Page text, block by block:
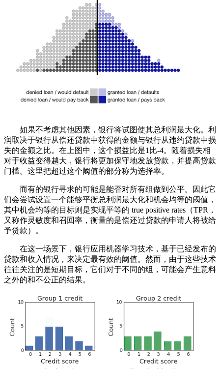
如果不考虑其他因素，银行将试图使其总利润最大化。利
润取决于银行从偿还贷款中获得的金额与银行从违约贷款中损
失的金额之比。在上图中，这个损益比是1比-4。随着损失相
对于收益变得越大，银行将更加保守地发放贷款，并提高贷款
门槛。这里把超过这个阈值的部分称为选择率。
而有的银行寻求的可能是能否对所有组做到公平。因此它
们会尝试设置一个能够平衡总利润最大化和机会均等的阈值，
其中机会均等的目标则是实现平等的 true positive rates（TPR，
又称作灵敏度和召回率，衡量的是偿还过贷款的申请人将被给
予贷款）。
在这一场景下，银行应用机器学习技术，基于已经发布的
贷款和收入情况，来决定最有效的阈值。然而，由于这些技术
往往关注的是短期目标，它们对于不同的组，可能会产生意料
之外的和不公正的结果。